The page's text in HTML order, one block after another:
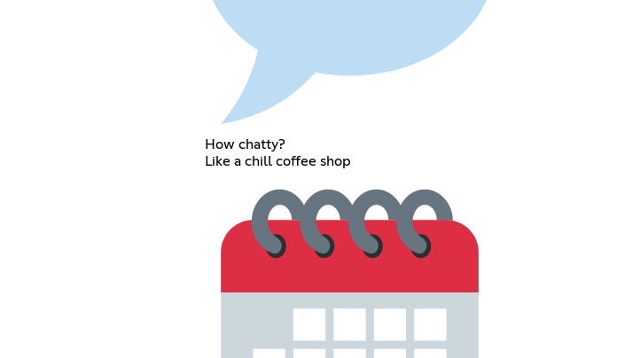
How chatty?
Like a chill coffee shop